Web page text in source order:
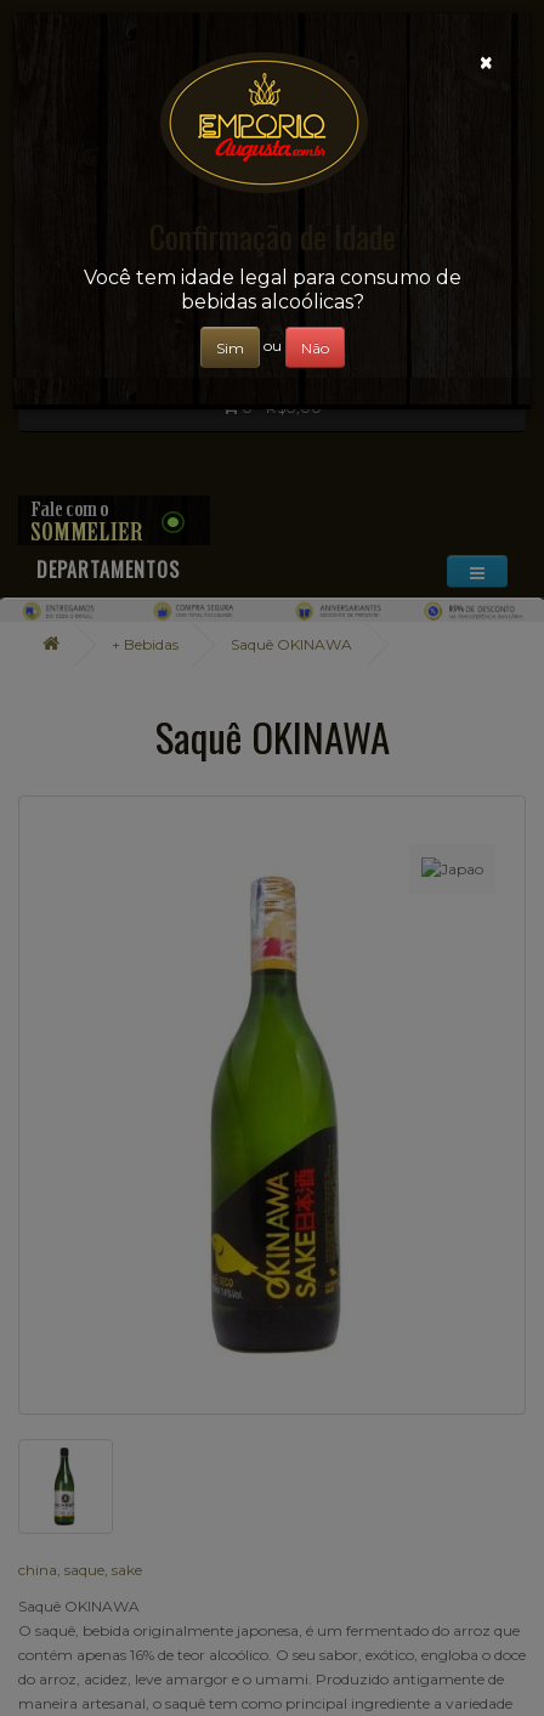
Sua conveniência e adega on-line!
0 - R$0,00
DEPARTAMENTOS
+ Bebidas Saquê OKINAWA
Saquê OKINAWA
china saque sake
Saquê OKINAWA
O saquê, bebida originalmente japonesa, é um fermentado do arroz que
contém apenas 16% de teor alcoólico. O seu sabor, exótico, engloba o doce
do arroz, acidez, leve amargor e o umami. Produzido antigamente de
maneira artesanal, o saquê tem como principal ingrediente a variedade
×
Confirmação de Idade
Você tem idade legal para consumo de
bebidas alcoólicas?
Sim ou Não